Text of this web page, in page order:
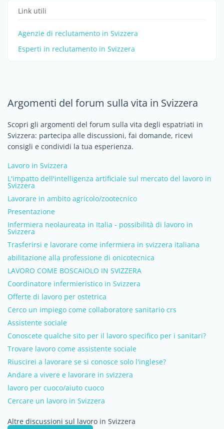
Link utili
Agenzie di reclutamento in Svizzera
Esperti in reclutamento in Svizzera
Argomenti del forum sulla vita in Svizzera
Scopri gli argomenti del forum sulla vita degli espatriati in
Svizzera: partecipa alle discussioni, fai domande, ricevi
consigli e condividi la tua esperienza.
Lavoro in Svizzera
L'impatto dell'intelligenza artificiale sul mercato del lavoro in
Svizzera
Lavorare in ambito agricolo/zootecnico
Presentazione
Infermiera neolaureata in Italia - possibilità di lavoro in
Svizzera
Trasferirsi e lavorare come infermiera in svizzera italiana
abilitazione alla professione di onicotecnica
LAVORO COME BOSCAIOLO IN SVIZZERA
Coordinatore infermieristico in Svizzera
Offerte di lavoro per ostetrica
Cerco un impiego come collaboratore sanitario crs
Assistente sociale
Conoscete qualche sito per il lavoro specifico per i sanitari?
Trovare lavoro come assistente sociale
Riuscirei a lavorare se si conosce solo l'inglese?
Andare a vivere e lavorare in svizzera
lavoro per cuoco/aiuto cuoco
Cercare un lavoro in Svizzera
Altre discussioni sul lavoro in Svizzera